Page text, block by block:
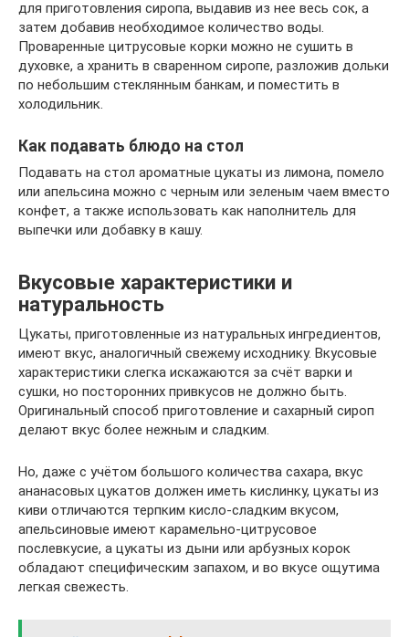
для приготовления сиропа, выдавив из нее весь сок, а
затем добавив необходимое количество воды.
Проваренные цитрусовые корки можно не сушить в
духовке, а хранить в сваренном сиропе, разложив дольки
по небольшим стеклянным банкам, и поместить в
холодильник.
Как подавать блюдо на стол
Подавать на стол ароматные цукаты из лимона, помело
или апельсина можно с черным или зеленым чаем вместо
конфет, а также использовать как наполнитель для
выпечки или добавку в кашу.
Вкусовые характеристики и
натуральность
Цукаты, приготовленные из натуральных ингредиентов,
имеют вкус, аналогичный свежему исходнику. Вкусовые
характеристики слегка искажаются за счёт варки и
сушки, но посторонних привкусов не должно быть.
Оригинальный способ приготовление и сахарный сироп
делают вкус более нежным и сладким.
Но, даже с учётом большого количества сахара, вкус
ананасовых цукатов должен иметь кислинку, цукаты из
киви отличаются терпким кисло-сладким вкусом,
апельсиновые имеют карамельно-цитрусовое
послевкусие, а цукаты из дыни или арбузных корок
обладают специфическим запахом, и во вкусе ощутима
легкая свежесть.